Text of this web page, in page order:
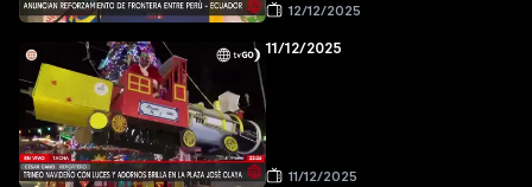
12/12/2025
11/12/2025
11/12/2025